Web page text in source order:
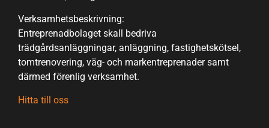
Verksamhetsbeskrivning:
Entreprenadbolaget skall bedriva
trädgårdsanläggningar, anläggning, fastighetskötsel,
tomtrenovering, väg- och markentreprenader samt
därmed förenlig verksamhet.
Hitta till oss